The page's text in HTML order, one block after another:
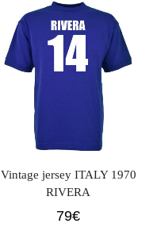
Vintage jersey ITALY 1970
RIVERA
79€